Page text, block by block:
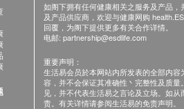
如阁下拥有任何健康相关之服务及产品
及产品供应商，欢迎与健康网购
回覆，为阁下提供更多有关合作详情。
电邮: partnership@esdlife.com
重要声明：
生活易会员於本网站内所发表的全部内
容，并不会保证其准确性丶完整性及质
见，并不代表生活易之言论及立场。如
责。有关详情请参阅生活易的免责声明。